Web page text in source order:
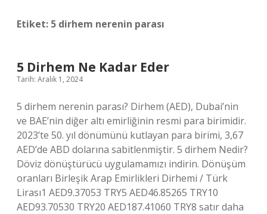
Etiket: 5 dirhem nerenin parası
5 Dirhem Ne Kadar Eder
Tarih: Aralık 1, 2024
5 dirhem nerenin parası? Dirhem (AED), Dubai’nin
ve BAE’nin diğer altı emirliğinin resmi para birimidir.
2023’te 50. yıl dönümünü kutlayan para birimi, 3,67
AED’de ABD dolarına sabitlenmiştir. 5 dirhem Nedir?
Döviz dönüştürücü uygulamamızı indirin. Dönüşüm
oranları Birleşik Arap Emirlikleri Dirhemi / Türk
Lirası1 AED9.37053 TRY5 AED46.85265 TRY10
AED93.70530 TRY20 AED187.41060 TRY8 satır daha